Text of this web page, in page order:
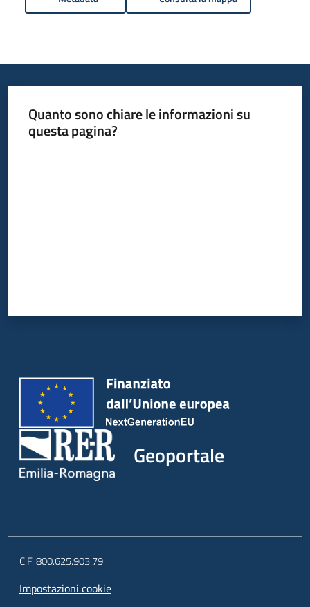
Quanto sono chiare le informazioni su
questa pagina?
Geoportale
C.F. 800.625.903.79
Impostazioni cookie